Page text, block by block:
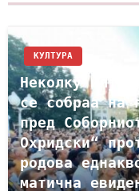
КУЛТУРА
Неколку
се собраа на
пред
Охридски“
родова
матична